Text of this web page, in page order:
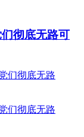
彻底无路可